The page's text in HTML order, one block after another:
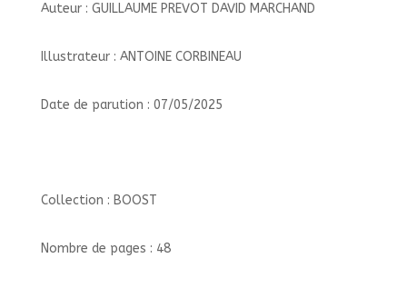
Auteur : GUILLAUME PREVOT DAVID MARCHAND
Illustrateur : ANTOINE CORBINEAU
Date de parution : 07/05/2025
Collection : BOOST
Nombre de pages : 48